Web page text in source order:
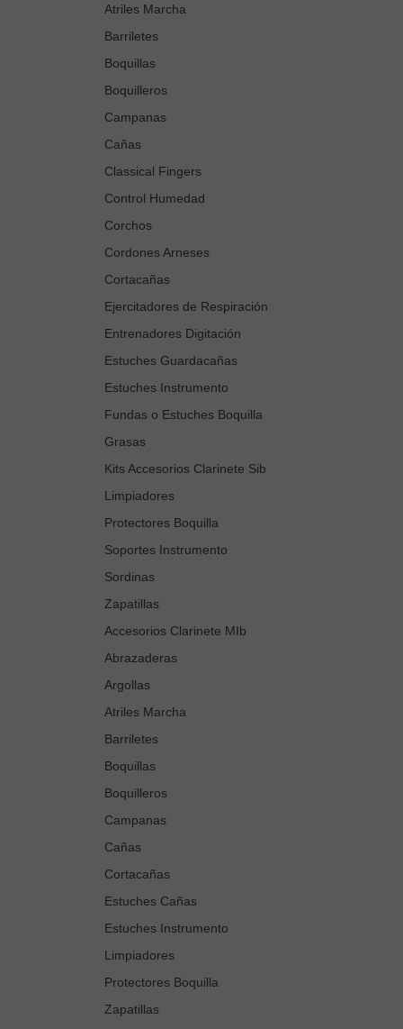
Atriles Marcha
Barriletes
Boquillas
Boquilleros
Campanas
Cañas
Classical Fingers
Control Humedad
Corchos
Cordones Arneses
Cortacañas
Ejercitadores de Respiración
Entrenadores Digitación
Estuches Guardacañas
Estuches Instrumento
Fundas o Estuches Boquilla
Grasas
Kits Accesorios Clarinete Sib
Limpiadores
Protectores Boquilla
Soportes Instrumento
Sordinas
Zapatillas
Accesorios Clarinete MIb
Abrazaderas
Argollas
Atriles Marcha
Barriletes
Boquillas
Boquilleros
Campanas
Cañas
Cortacañas
Estuches Cañas
Estuches Instrumento
Limpiadores
Protectores Boquilla
Zapatillas